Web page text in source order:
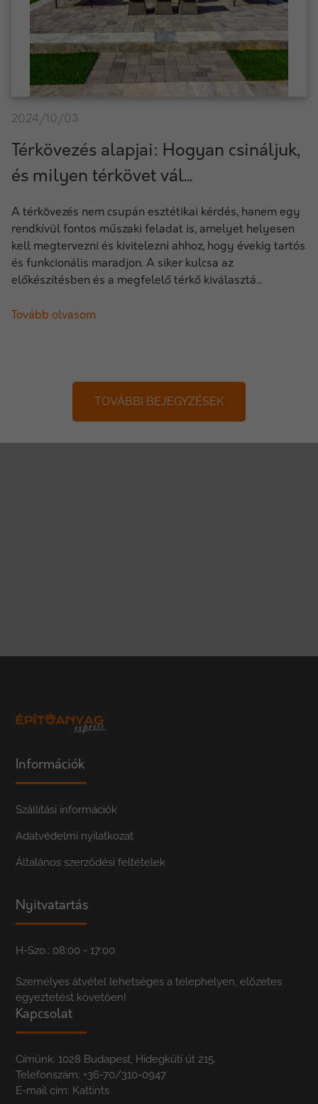
2024/10/03
Térkövezés alapjai: Hogyan csináljuk,
és milyen térkövet vál...
A térkövezés nem csupán esztétikai kérdés, hanem egy
rendkívül fontos műszaki feladat is, amelyet helyesen
kell megtervezni és kivitelezni ahhoz, hogy évekig tartós
és funkcionális maradjon. A siker kulcsa az
előkészítésben és a megfelelő térkő kiválasztá...
Tovább olvasom
TOVÁBBI BEJEGYZÉSEK
Információk
Szállítási információk
Adatvédelmi nyilatkozat
Általános szerződési feltételek
Nyitvatartás
H-Szo.: 08:00 - 17:00
Személyes átvétel lehetséges a telephelyen, előzetes
egyeztetést követően!
Kapcsolat
Címünk: 1028 Budapest, Hidegkúti út 215.
Telefonszám: +36-70/310-0947
E-mail cím: Kattints